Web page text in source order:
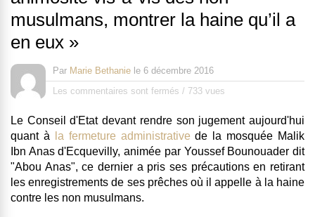
musulmans, montrer la haine qu’il a
en eux »
Par Marie Bethanie le 6 décembre 2016
Les commentaires sont fermés / 733 vues
Le Conseil d'Etat devant rendre son jugement aujourd'hui
quant à
la fermeture administrative de la mosquée Malik
Ibn Anas d'Ecquevilly, animée par Youssef Bounouader dit
"Abou Anas", ce dernier a pris ses précautions en retirant
les enregistrements de ses prêches où il appelle à la haine
contre les non musulmans.